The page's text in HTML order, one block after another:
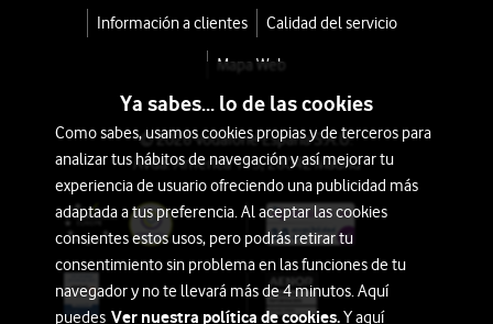
Información a clientes Calidad del servicio
Mapa Web
© 2026 Vodafone España S.A.U.
Avda. América 115, 28042 Madrid
Ya sabes... lo de las cookies
Como sabes, usamos cookies propias y de terceros para
analizar tus hábitos de navegación y así mejorar tu
experiencia de usuario ofreciendo una publicidad más
adaptada a tus preferencia. Al aceptar las cookies
consientes estos usos, pero podrás retirar tu
consentimiento sin problema en las funciones de tu
navegador y no te llevará más de 4 minutos. Aquí
puedes Ver nuestra política de cookies.Y aquí